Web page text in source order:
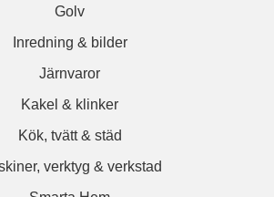
Golv
Inredning & bilder
Järnvaror
Kakel & klinker
Kök, tvätt & städ
verktyg & verkstad